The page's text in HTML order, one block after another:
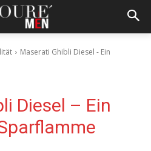
Maserati Ghibli Diesel - Ein
Diesel – Ein